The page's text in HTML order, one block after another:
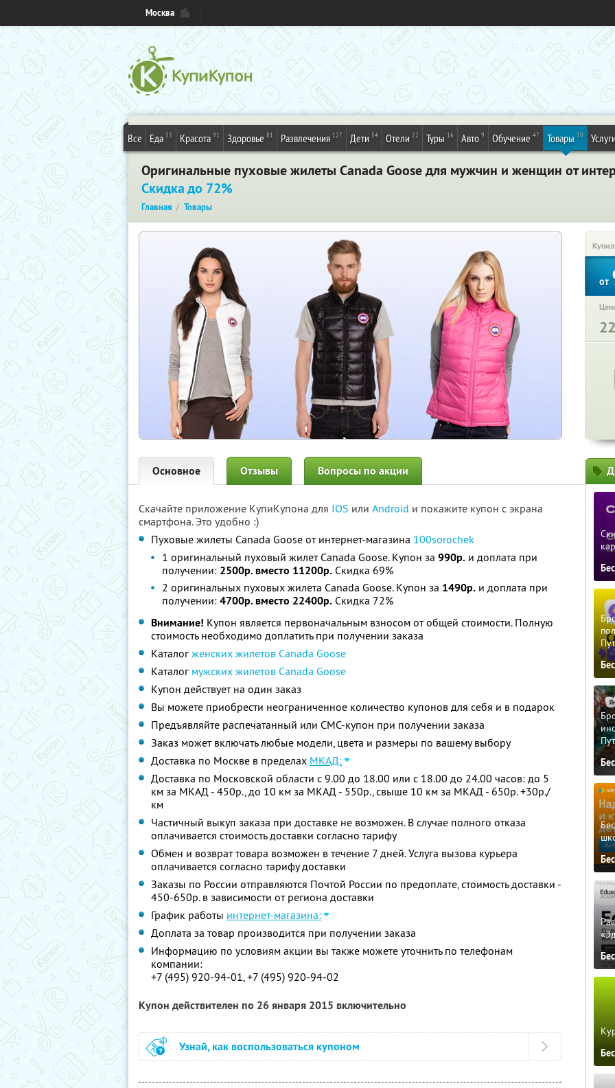
Москва
Все Еда 33 Красота 91 Здоровье 81 Развлечения 127 Дети 54 Отели 22 Туры 16 Авто 9 Обучение 47 Товары 30
Оригинальные пуховые жилеты Canada Goose для мужчин и женщин от
Скидка до 72%
Главная Товары
от
Основное Отзывы Вопросы по акции
Скачайте приложение КупиКупона для IOS или Android и покажите купон с экрана
смартфона. Это удобно :)
Пуховые жилеты Canada Goose от интернет-магазина 100sorochek
1 оригинальный пуховый жилет Canada Goose. Купон за 990р. и доплата при
получении: 2500р. вместо 11200р. Скидка 69%
2 оригинальных пуховых жилета Canada Goose. Купон за 1490р. и доплата при
получении: 4700р. вместо 22400р. Скидка 72%
Внимание! Купон является первоначальным взносом от общей стоимости. Полную
стоимость необходимо доплатить при получении заказа
Каталог женских жилетов Canada Goose
Каталог мужских жилетов Canada Goose
Купон действует на один заказ
Вы можете приобрести неограниченное количество купонов для себя и в подарок
Предъявляйте распечатанный или СМС-купон при получении заказа
Заказ может включать любые модели, цвета и размеры по вашему выбору
Доставка по Москве в пределах МКАД:
Доставка по Московской области с 9.00 до 18.00 или с 18.00 до 24.00 часов: до 5
км за МКАД - 450р., до 10 км за МКАД - 550р., свыше 10 км за МКАД - 650р. +30р./
км
Частичный выкуп заказа при доставке не возможен. В случае полного отказа
оплачивается стоимость доставки согласно тарифу
Обмен и возврат товара возможен в течение 7 дней. Услуга вызова курьера
оплачивается согласно тарифу доставки
Заказы по России отправляются Почтой России по предоплате, стоимость доставки -
450-650р. в зависимости от региона доставки
График работы интернет-магазина:
Доплата за товар производится при получении заказа
Информацию по условиям акции вы также можете уточнить по телефонам
компании:
+7 (495) 920-94-01, +7 (495) 920-94-02
Купон действителен по 26 января 2015 включительно
Узнай, как воспользоваться купоном